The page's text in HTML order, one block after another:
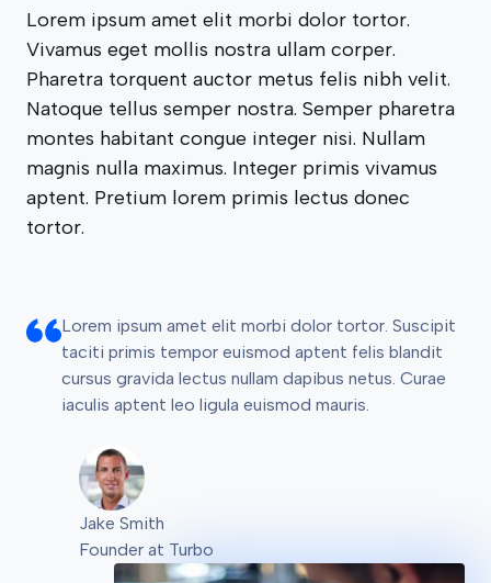
Lorem ipsum amet elit morbi dolor tortor.
Vivamus eget mollis nostra ullam corper.
Pharetra torquent auctor metus felis nibh velit.
Natoque tellus semper nostra. Semper pharetra
montes habitant congue integer nisi. Nullam
magnis nulla maximus. Integer primis vivamus
aptent. Pretium lorem primis lectus donec
tortor.
Lorem ipsum amet elit morbi dolor tortor. Suscipit
taciti primis tempor euismod aptent felis blandit
cursus gravida lectus nullam dapibus netus. Curae
iaculis aptent leo ligula euismod mauris.
Jake Smith
Founder at Turbo